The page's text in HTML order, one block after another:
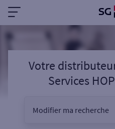
Votre
Services
Modifier ma recherche